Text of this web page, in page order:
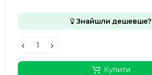
Знайшли дешевше?
Купити